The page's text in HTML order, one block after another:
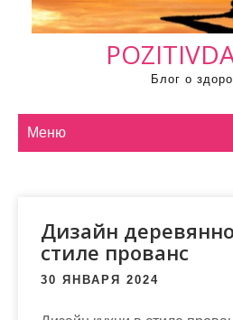
Блог о
Меню
Дизайн
стиле прованс
30 ЯНВАРЯ 2024